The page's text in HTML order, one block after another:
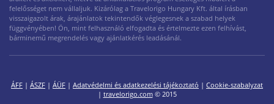
felelősséget nem vállaljuk. Kizárólag a Travelorigo Hungary Kft. által írásban
visszaigazolt árak, árajánlatok tekintendők véglegesnek a szabad helyek
függvényében! Ön, mint felhasználó elfogadta és értelmezte ezen felhívást,
bárminemű megrendelés vagy ajánlatkérés leadásánál.
ÁFF | ÁSZF | ÁÜF | Adatvédelmi és adatkezelési tájékoztató | Cookie-szabalyzat
| travelorigo.com© 2015